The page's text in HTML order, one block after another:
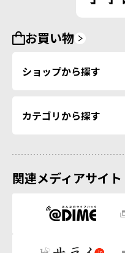
お買い物
ショップから探す
カテゴリから探す
関連メディアサイト